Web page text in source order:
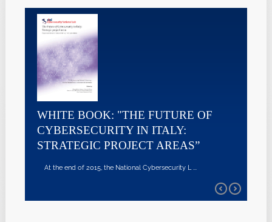
WHITE BOOK: "THE FUTURE OF
CYBERSECURITY IN ITALY:
STRATEGIC PROJECT AREAS”
At the end of 2015, the National Cybersecurity L ...